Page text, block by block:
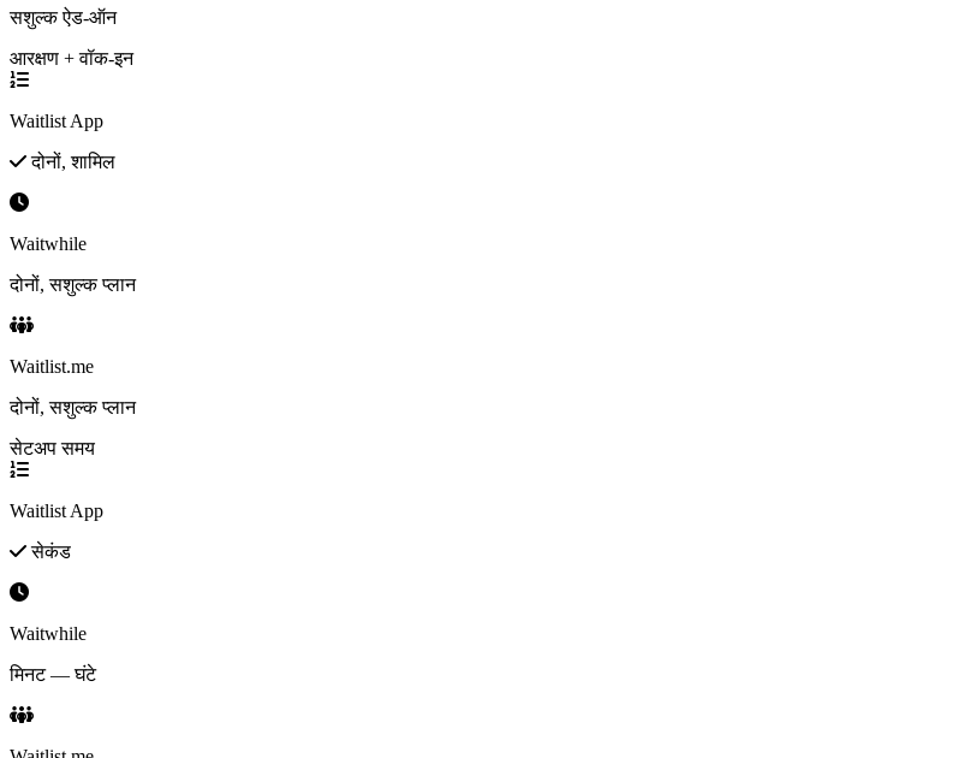
सशुल्क ऐड-ऑन
आरक्षण + वॉक-इन
Waitlist App
दोनों, शामिल
Waitwhile
दोनों, सशुल्क प्लान
Waitlist.me
दोनों, सशुल्क प्लान
सेटअप समय
Waitlist App
सेकंड
Waitwhile
मिनट — घंटे